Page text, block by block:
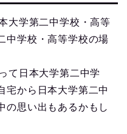
大学第二中学校・高等
中学校・高等学校の場
て日本大学第二中学
宅から日本大学第二中
の思い出もあるかもし